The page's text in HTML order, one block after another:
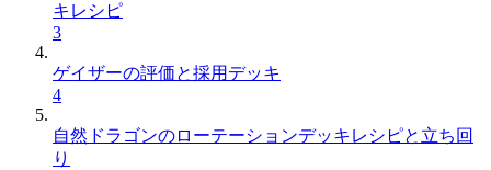
キレシピ
3
ゲイザーの評価と採用デッキ
4
自然ドラゴンのローテーションデッキレシピと立ち回
り